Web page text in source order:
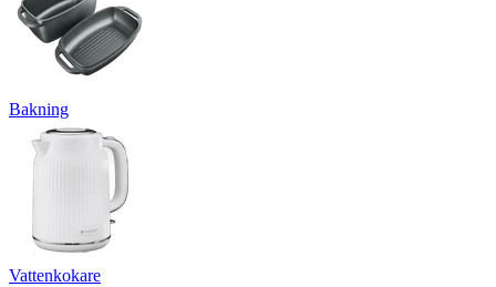
Bakning
Vattenkokare